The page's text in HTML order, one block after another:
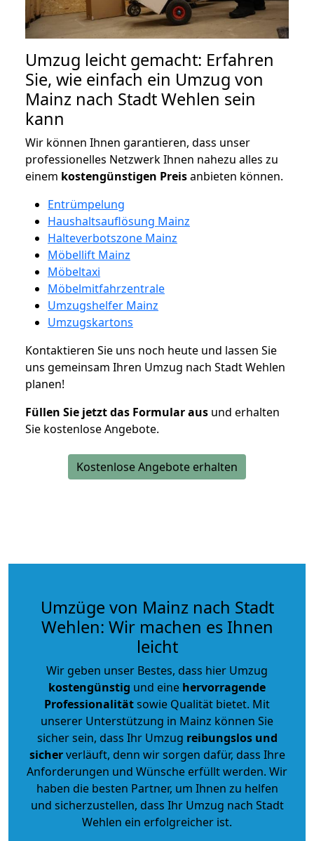
Umzug leicht gemacht: Erfahren
Sie, wie einfach ein Umzug von
Mainz nach Stadt Wehlen sein
kann
Wir können Ihnen garantieren, dass unser
professionelles Netzwerk Ihnen nahezu alles zu
einem kostengünstigen Preisanbieten können.
Entrümpelung
Haushaltsauflösung Mainz
Halteverbotszone Mainz
Möbellift Mainz
Möbeltaxi
Möbelmitfahrzentrale
Umzugshelfer Mainz
Umzugskartons
Kontaktieren Sie uns noch heute und lassen Sie
uns gemeinsam Ihren Umzug nach Stadt Wehlen
planen!
Füllen Sie jetzt das Formular aus und erhalten
Sie kostenlose Angebote.
Kostenlose Angebote erhalten
Umzüge von Mainz nach Stadt
Wehlen: Wir machen es Ihnen
leicht
Wir geben unser Bestes, dass hier Umzug
kostengünstig und eine hervorragende
Professionalitätsowie Qualität bietet. Mit
unserer Unterstützung in Mainz können Sie
sicher sein, dass Ihr Umzug reibungslos und
sicherverläuft, denn wir sorgen dafür, dass Ihre
Anforderungen und Wünsche erfüllt werden. Wir
haben die besten Partner, um Ihnen zu helfen
und sicherzustellen, dass Ihr Umzug nach Stadt
Wehlen ein erfolgreicher ist.